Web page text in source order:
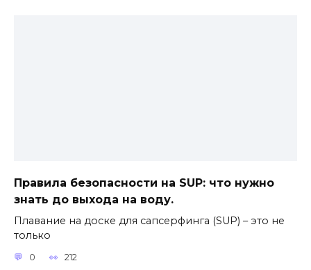
Правила безопасности на SUP: что нужно
знать до выхода на воду.
Плавание на доске для сапсерфинга (SUP) – это не
только
0 212